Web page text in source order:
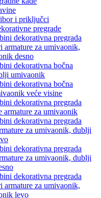
i priključci
pregrade
dekorativna pregrada
armature za umivaonik,
desno
dekorativna bočna
umivaonik
dekorativna bočna
veće visine
dekorativna pregrada
armature za umivaonik
dekorativna pregrada
za umivaonik, dublji
dekorativna pregrada
za umivaonik, dublji
dekorativna pregrada
armature za umivaonik,
levo